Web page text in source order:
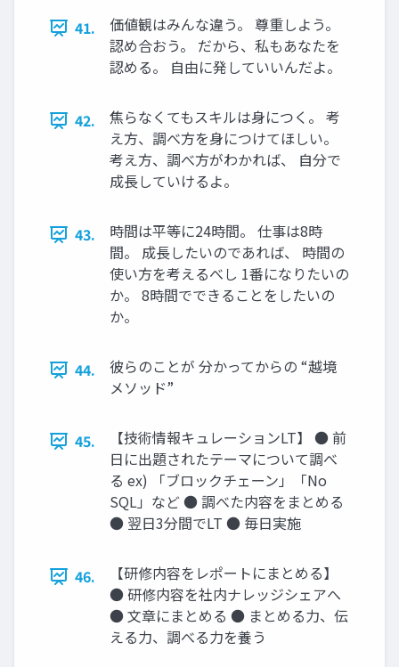
41.
価値観はみんな違う。 尊重しよう。
認め合おう。 だから、私もあなたを
認める。 自由に発していいんだよ。
42.
焦らなくてもスキルは身につく。 考
え方、調べ方を身につけてほしい。
考え方、調べ方がわかれば、 自分で
成長していけるよ。
43.
時間は平等に24時間。 仕事は8時
間。 成長したいのであれば、 時間の
使い方を考えるべし 1番になりたいの
か。 8時間でできることをしたいの
か。
44.
彼らのことが 分かってからの “越境
メソッド”
45.
【技術情報キュレーションLT】 ● 前
日に出題されたテーマについて調べ
る ex) 「ブロックチェーン」「No
SQL」など ● 調べた内容をまとめる
● 翌日3分間でLT ● 毎日実施
46.
【研修内容をレポートにまとめる】
● 研修内容を社内ナレッジシェアへ
● 文章にまとめる ● まとめる力、伝
える力、調べる力を養う